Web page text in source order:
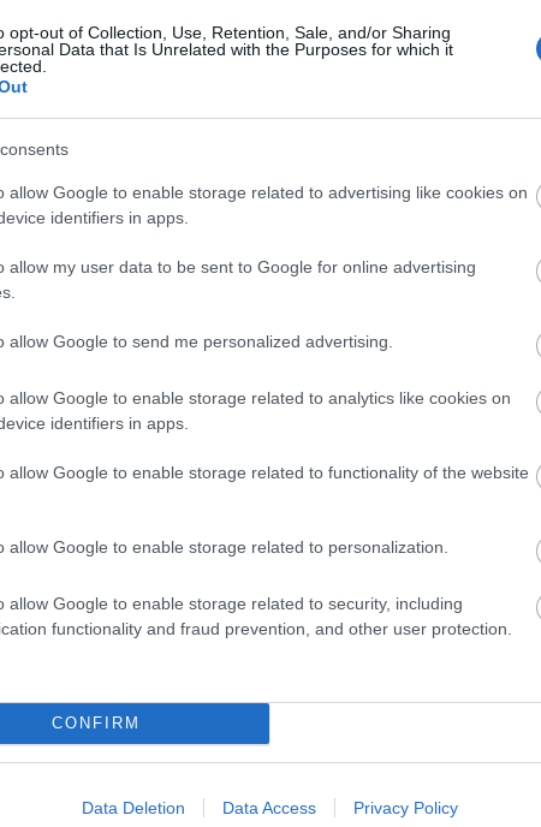
opt-out of Collection, Use, Retention, Sale, and/or Sharing
Data that Is Unrelated with the Purposes for which it
allow Google to enable storage related to advertising like cookies on
identifiers in apps.
allow my user data to be sent to Google for online advertising
allow Google to send me personalized advertising.
allow Google to enable storage related to analytics like cookies on
identifiers in apps.
allow Google to enable storage related to functionality of the website
allow Google to enable storage related to personalization.
allow Google to enable storage related to security, including
functionality and fraud prevention, and other user protection.
CONFIRM
Data Deletion Data Access Privacy Policy
szeretettel a fenti cikket, amely még tegnap íródott, de
még hiányzik!
Juhász Attila
IRÁNY LJUBLJANA JÖVŐRE PEDIG A FELVIDÉK!
is remélem, hogy maradni fog.
fogott, amit tudott, sőt emberfeletti védései is voltak.
a "mindenki-az-én-vendégem-hejj!" :)
nek az áldozatos munkát!
Válasz erre
szép évet! Gratula az FTC-nek is az újbóli négybe kerüléshez
es szezont!
Válasz erre